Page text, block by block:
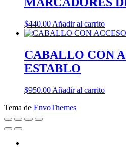
$440.00 Añadir al carrito
CABALLO CON
ESTABLO
$950.00 Añadir al carrito
Tema de EnvoThemes